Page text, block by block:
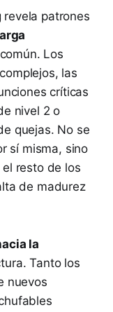
patrones
Los
las
críticas
nivel 2 o
quejas. No se
sí misma, sino
resto de los
de madurez
la
Tanto los
nuevos